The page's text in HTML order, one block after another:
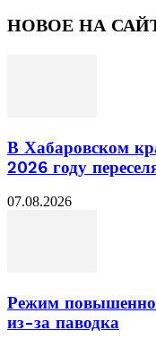
НОВОЕ НА
В Хабаровском
2026 году
07.08.2026
Режим
из-за паводка